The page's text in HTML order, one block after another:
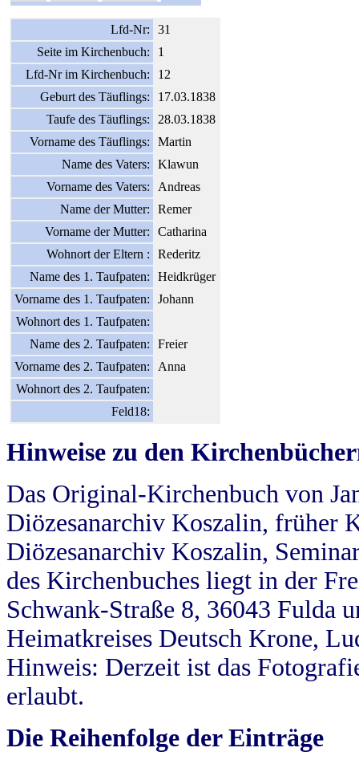
Lfd-Nr:
31
Seite im Kirchenbuch:
1
Lfd-Nr im Kirchenbuch:
12
Geburt des Täuflings:
17.03.1838
Taufe des Täuflings:
28.03.1838
Vorname des Täuflings:
Martin
Name des Vaters:
Klawun
Vorname des Vaters:
Andreas
Name der Mutter:
Remer
Vorname der Mutter:
Catharina
Wohnort der Eltern :
Rederitz
Name des 1. Taufpaten:
Heidkrüger
Vorname des 1. Taufpaten:
Johann
Wohnort des 1. Taufpaten:
Name des 2. Taufpaten:
Freier
Vorname des 2. Taufpaten:
Anna
Wohnort des 2. Taufpaten:
Feld18:
Hinweise zu den
Das Original-Kirchenbuch von
Diözesanarchiv Koszalin, früher
Diözesanarchiv Koszalin,
des Kirchenbuches liegt in der
Schwank-Straße 8, 36043 Fulda
Heimatkreises Deutsch Krone,
Hinweis: Derzeit ist das
erlaubt.
Die Reihenfolge der Einträge